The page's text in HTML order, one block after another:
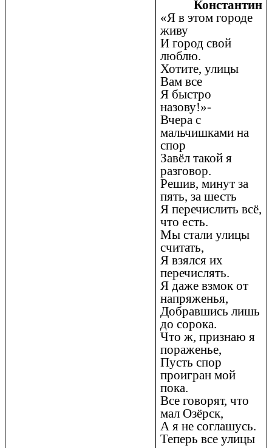
Константин
«Я в этом городе
живу
И город свой
люблю.
Хотите, улицы
Вам все
Я быстро
назову!»-
Вчера с
мальчишками на
спор
Завёл такой я
разговор.
Решив, минут за
пять, за шесть
Я перечислить всё,
что есть.
Мы стали улицы
считать,
Я взялся их
перечислять.
Я даже взмок от
напряженья,
Добравшись лишь
до сорока.
Что ж, признаю я
пораженье,
Пусть спор
проигран мой
пока.
Все говорят, что
мал Озёрск,
А я не соглашусь.
Теперь все улицы